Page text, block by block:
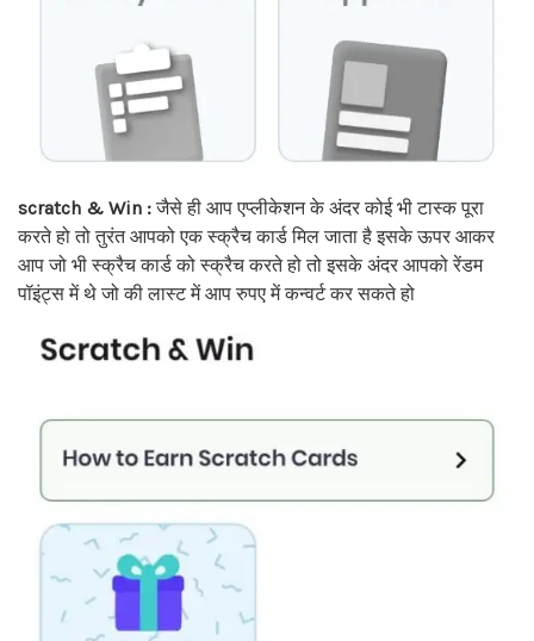
scratch & Win :जैसे ही आप एप्लीकेशन के अंदर कोई भी टास्क पूरा
करते हो तो तुरंत आपको एक स्क्रैच कार्ड मिल जाता है इसके ऊपर आकर
आप जो भी स्क्रैच कार्ड को स्क्रैच करते हो तो इसके अंदर आपको रेंडम
पॉइंट्स में थे जो की लास्ट में आप रुपए में कन्वर्ट कर सकते हो